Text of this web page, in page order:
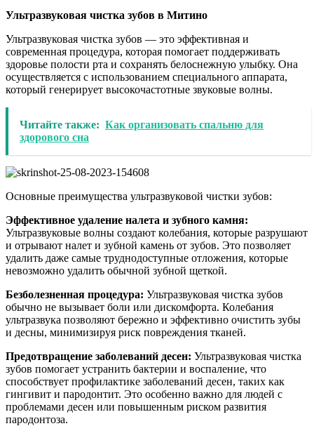
Ультразвуковая чистка зубов в Митино
Ультразвуковая чистка зубов — это эффективная и
современная процедура, которая помогает поддерживать
здоровье полости рта и сохранять белоснежную улыбку. Она
осуществляется с использованием специального аппарата,
который генерирует высокочастотные звуковые волны.
Читайте также: Как организовать спальню для
здорового сна
Основные преимущества ультразвуковой чистки зубов:
Эффективное удаление налета и зубного камня:
Ультразвуковые волны создают колебания, которые разрушают
и отрывают налет и зубной камень от зубов. Это позволяет
удалить даже самые труднодоступные отложения, которые
невозможно удалить обычной зубной щеткой.
Безболезненная процедура: Ультразвуковая чистка зубов
обычно не вызывает боли или дискомфорта. Колебания
ультразвука позволяют бережно и эффективно очистить зубы
и десны, минимизируя риск повреждения тканей.
Предотвращение заболеваний десен: Ультразвуковая чистка
зубов помогает устранить бактерии и воспаление, что
способствует профилактике заболеваний десен, таких как
гингивит и пародонтит. Это особенно важно для людей с
проблемами десен или повышенным риском развития
пародонтоза.